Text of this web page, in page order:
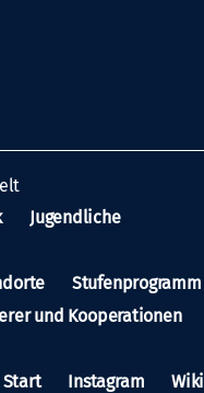
Jugendliche
Stufenprogramm
und Kooperationen
Start Instagram
Wiki